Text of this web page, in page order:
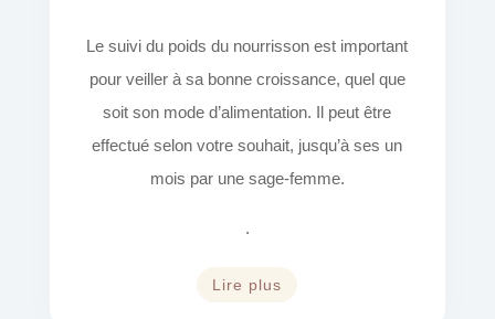
Le suivi du poids du nourrisson est important
pour veiller à sa bonne croissance, quel que
soit son mode d’alimentation. Il peut être
effectué selon votre souhait, jusqu’à ses un
mois par une sage-femme.
.
Lire plus